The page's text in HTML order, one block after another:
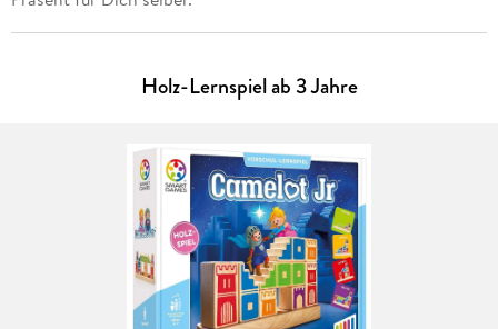
Holz-Lernspiel ab 3 Jahre